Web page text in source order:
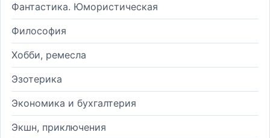
Фантастика. Юмористическая
Философия
Хобби, ремесла
Эзотерика
Экономика и бухгалтерия
Экшн, приключения